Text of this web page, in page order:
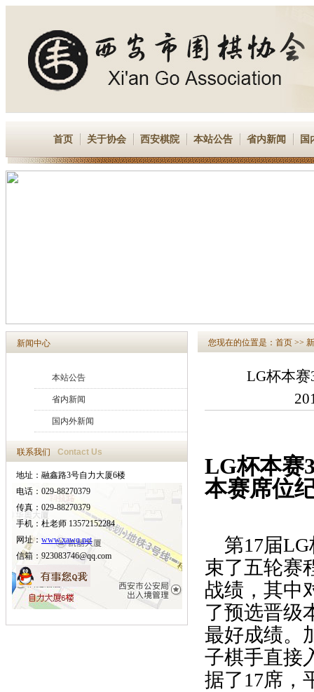
首页 关于协会 西安棋院 本站公告 省内新闻 国
新闻中心
本站公告
省内新闻
国内外新闻
联系我们 Contact Us
地址：融鑫路3号自力大厦6楼
电话：029-88270379
传真：029-88270379
手机：杜老师 13572152284
网址： www.xawq.net
信箱：923083746@qq.com
您现在的位置是： 首页 >>
LG杯本
LG杯本赛
本赛席位
第17届LG
束了五轮赛
战绩，其中
了预选晋级
最好成绩。
子棋手直接
据了17席，